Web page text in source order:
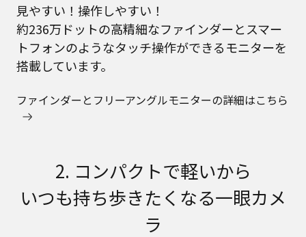
見やすい！操作しやすい！
約236万ドットの高精細なファインダーとスマー
トフォンのようなタッチ操作ができるモニターを
搭載しています。
ファインダーとフリーアングルモニターの詳細はこちら
2. コンパクトで軽いから
いつも持ち歩きたくなる一眼カメ
ラ